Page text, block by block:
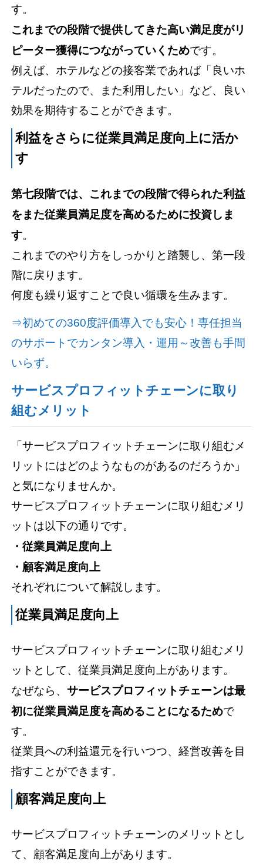
す。
これまでの段階で提供してきた高い満足度がリ
ピーター獲得につながっていくためです。
例えば、ホテルなどの接客業であれば「良いホ
テルだったので、また利用したい」など、良い
効果を期待することができます。
利益をさらに従業員満足度向上に活か
す
第七段階では、これまでの段階で得られた利益
をまた従業員満足度を高めるために投資しま
す。
これまでのやり方をしっかりと踏襲し、第一段
階に戻ります。
何度も繰り返すことで良い循環を生みます。
⇒初めての360度評価導入でも安心！専任担当
のサポートでカンタン導入・運用～改善も手間
いらず。
サービスプロフィットチェーンに取り
組むメリット
「サービスプロフィットチェーンに取り組むメ
リットにはどのようなものがあるのだろうか」
と気になりませんか。
サービスプロフィットチェーンに取り組むメリ
ットは以下の通りです。
・従業員満足度向上
・顧客満足度向上
それぞれについて解説します。
従業員満足度向上
サービスプロフィットチェーンに取り組むメリ
ットとして、従業員満足度向上があります。
なぜなら、サービスプロフィットチェーンは最
初に従業員満足度を高めることになるためで
す。
従業員への利益還元を行いつつ、経営改善を目
指すことができます。
顧客満足度向上
サービスプロフィットチェーンのメリットとし
て、顧客満足度向上があります。